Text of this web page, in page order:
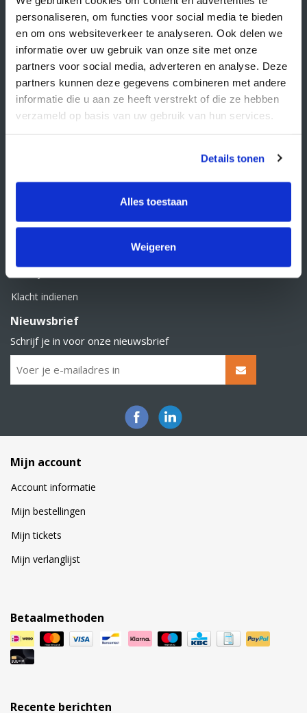
personaliseren, om functies voor social media te bieden
en om ons websiteverkeer te analyseren. Ook delen we
informatie over uw gebruik van onze site met onze
partners voor social media, adverteren en analyse. Deze
partners kunnen deze gegevens combineren met andere
informatie die u aan ze heeft verstrekt of die ze hebben
verzameld op basis van uw gebruik van hun services.
Details tonen
Alles toestaan
Weigeren
Supply Service B.V.
Nijverheidsstraat 25-K
3861 RJ Nijkerk
info@supplyservice.nl
+31 33 468 13 42
KvK nummer: 66384737
Retourbeleid
Klacht indienen
Nieuwsbrief
Schrijf je in voor onze nieuwsbrief
Mijn account
Account informatie
Mijn bestellingen
Mijn tickets
Mijn verlanglijst
Betaalmethoden
Recente berichten